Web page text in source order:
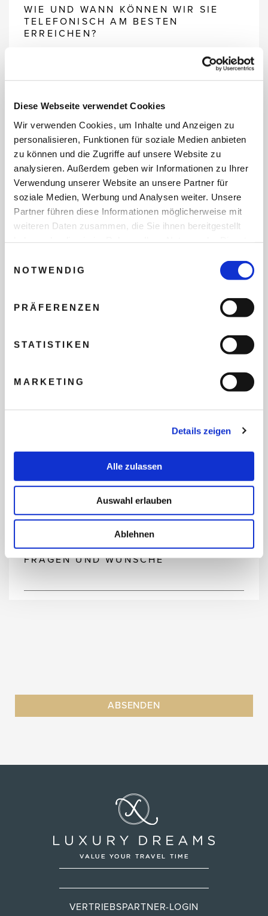
Diese Webseite verwendet Cookies
Wir verwenden Cookies, um Inhalte und Anzeigen zu
personalisieren, Funktionen für soziale Medien anbieten
zu können und die Zugriffe auf unsere Website zu
analysieren. Außerdem geben wir Informationen zu Ihrer
Verwendung unserer Website an unsere Partner für
soziale Medien, Werbung und Analysen weiter. Unsere
Partner führen diese Informationen möglicherweise mit
weiteren Daten zusammen, die Sie ihnen bereitgestellt
NOTWENDIG
PRÄFERENZEN
STATISTIKEN
MARKETING
Details zeigen
Alle zulassen
Auswahl erlauben
Ablehnen
WIE UND WANN KÖNNEN WIR SIE
TELEFONISCH AM BESTEN
ERREICHEN?
MILES & MORE
REISEDATEN
REISEZEITRAUM
ANZAHL KINDER
TEILNEHMER
FLUG GEWÜNSCHT
PRÄFERIERTER ABFLUGHAFEN
FRAGEN UND WÜNSCHE
VERTRIEBSPARTNER-LOGIN